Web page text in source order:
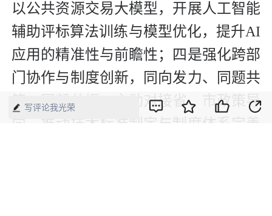
以公共资源交易大模型，开展人工智能
辅助评标算法训练与模型优化，提升AI
应用的精准性与前瞻性；四是强化跨部
门协作与制度创新，同向发力、同题共
答、同频共振，主动对接省、市政策导
向，推动技术标准制定与制度体系完善
写评论我光荣